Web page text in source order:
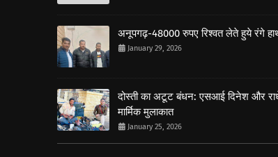
अनूपगढ़-48000 रुपए रिश्वत लेते हुये रंगे
January 29, 2026
दोस्ती का अटूट बंधन: एसआई दिनेश और
मार्मिक मुलाकात
January 25, 2026